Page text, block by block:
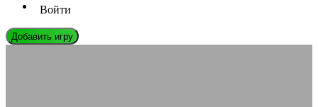
Войти
Добавить игру